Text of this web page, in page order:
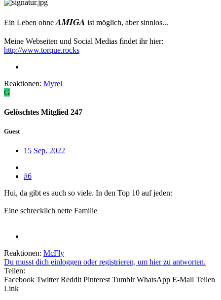
Ein Leben ohne AMIGA ist möglich, aber sinnlos...
Meine Webseiten und Social Medias findet ihr hier:
http://www.torque.rocks
Reaktionen: Myrel
G
Gelöschtes Mitglied 247
Guest
15 Sep. 2022
#6
Hui, da gibt es auch so viele. In den Top 10 auf jeden:
Eine schrecklich nette Familie
Reaktionen: McFly
Du musst dich einloggen oder registrieren, um hier zu antworten.
Teilen:
Facebook Twitter Reddit Pinterest Tumblr WhatsApp E-Mail Teilen
Link